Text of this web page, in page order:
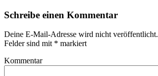
Schreibe einen Kommentar
Deine E-Mail-Adresse wird nicht veröffentlicht.
Felder sind mit * markiert
Kommentar